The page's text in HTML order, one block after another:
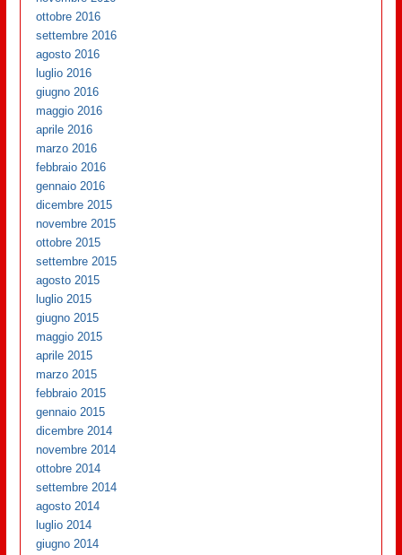
ottobre 2016
settembre 2016
agosto 2016
luglio 2016
giugno 2016
maggio 2016
aprile 2016
marzo 2016
febbraio 2016
gennaio 2016
dicembre 2015
novembre 2015
ottobre 2015
settembre 2015
agosto 2015
luglio 2015
giugno 2015
maggio 2015
aprile 2015
marzo 2015
febbraio 2015
gennaio 2015
dicembre 2014
novembre 2014
ottobre 2014
settembre 2014
agosto 2014
luglio 2014
giugno 2014